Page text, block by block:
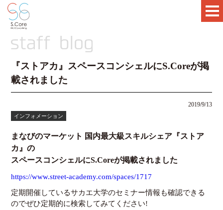
『ストアカ』スペースコンシェルにS.Coreが掲
載されました
2019/9/13
インフォメーション
まなびのマーケット 国内最大級スキルシェア『ストア
カ』の
スペースコンシェルにS.Coreが掲載されました
https://www.street-academy.com/spaces/1717
定期開催しているサカエ大学のセミナー情報も確認できる
のでぜひ定期的に検索してみてください!